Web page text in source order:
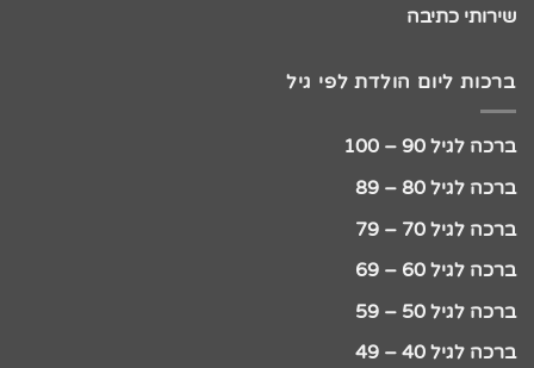
שירותי כתיבה
ברכות ליום הולדת לפי גיל
ברכה לגיל 90 – 100
ברכה לגיל 80 – 89
ברכה לגיל 70 – 79
ברכה לגיל 60 – 69
ברכה לגיל 50 – 59
ברכה לגיל 40 – 49